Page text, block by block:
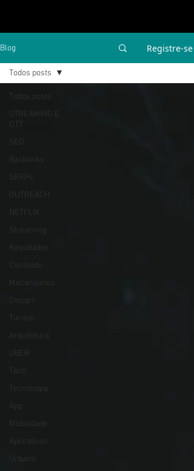
Blog Registre-se
Todos posts
STREAMING E
OTT
SEO
Backlinks
SERPs
OUTREACH
NETFLIX
Streaming
Resultados
Conteúdo
Mecanismos
Design
Turism
Arquitetura
UBER
Tech
Tecnologia
App
Mobilidade
Aplicativos
Urbano
Todos posts